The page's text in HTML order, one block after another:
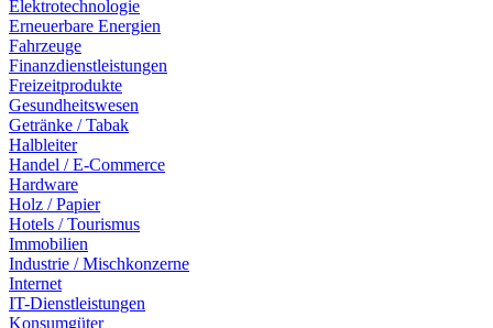
Elektrotechnologie
Erneuerbare Energien
Fahrzeuge
Finanzdienstleistungen
Freizeitprodukte
Gesundheitswesen
Getränke / Tabak
Halbleiter
Handel / E-Commerce
Hardware
Holz / Papier
Hotels / Tourismus
Immobilien
Industrie / Mischkonzerne
Internet
IT-Dienstleistungen
Konsumgüter